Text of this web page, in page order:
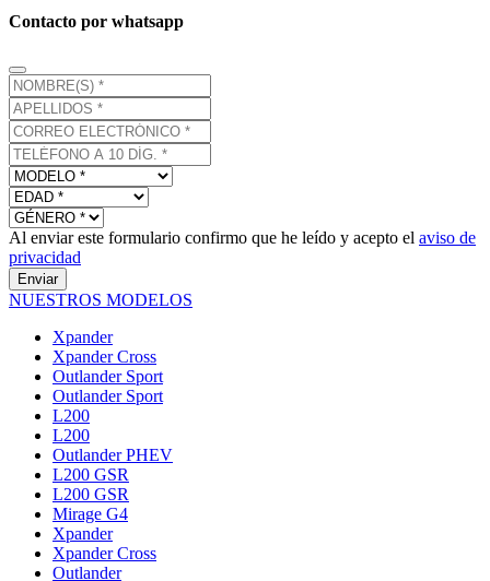
Contacto por whatsapp
Al enviar este formulario confirmo que he leído y acepto el aviso de
privacidad
Enviar
NUESTROS MODELOS
Xpander
Xpander Cross
Outlander Sport
Outlander Sport
L200
L200
Outlander PHEV
L200 GSR
L200 GSR
Mirage G4
Xpander
Xpander Cross
Outlander